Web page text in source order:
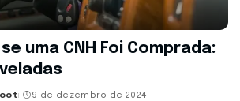
uma CNH Foi Comprada:
9 de dezembro de 2024